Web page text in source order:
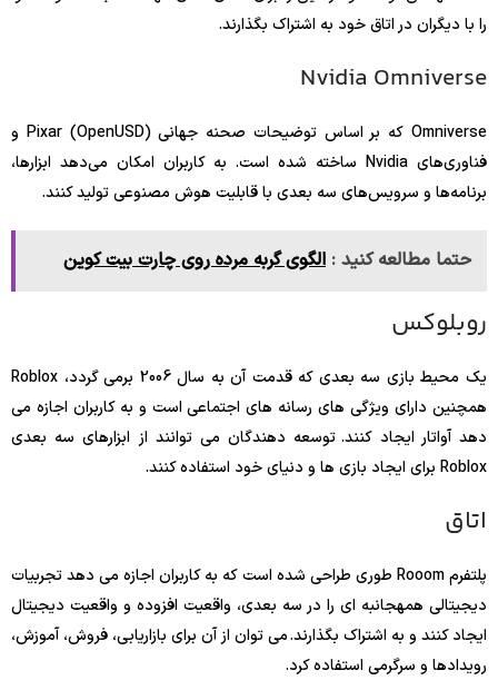
را با دیگران در اتاق خود به اشتراک بگذارند.
Nvidia Omniverse
Omniverse که بر اساس توضیحات صحنه جهانی Pixar (OpenUSD) و
فناوری‌های Nvidia ساخته شده است. به کاربران امکان می‌دهد ابزارها،
برنامه‌ها و سرویس‌های سه بعدی با قابلیت هوش مصنوعی تولید کنند.
حتما مطالعه کنید : الگوی گربه مرده روی چارت بیت کوین
روبلوکس
یک محیط بازی سه بعدی که قدمت آن به سال 2006 برمی گردد، Roblox
همچنین دارای ویژگی های رسانه های اجتماعی است و به کاربران اجازه می
دهد آواتار ایجاد کنند. توسعه دهندگان می توانند از ابزارهای سه بعدی
Roblox برای ایجاد بازی ها و دنیای خود استفاده کنند.
اتاق
پلتفرم Rooom طوری طراحی شده است که به کاربران اجازه می دهد تجربیات
دیجیتالی همهجانبه ای را در سه بعدی، واقعیت افزوده و واقعیت دیجیتال
ایجاد کنند و به اشتراک بگذارند. می توان از آن برای بازاریابی، فروش، آموزش،
رویدادها و سرگرمی استفاده کرد.